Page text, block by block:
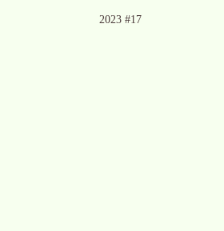
2023 #17